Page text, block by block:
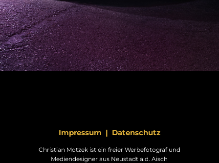
Impressum | Datenschutz
Christian Motzek ist ein freier Werbefotograf und
Mediendesigner aus Neustadt a.d. Aisch